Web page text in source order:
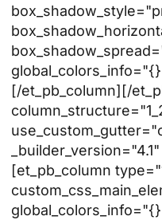
[/et_pb_column][/
[et_pb_column